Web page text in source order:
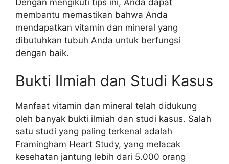
membantu memastikan bahwa Anda
mendapatkan vitamin dan mineral yang
dibutuhkan tubuh Anda untuk berfungsi
dengan baik.
Bukti Ilmiah dan Studi Kasus
Manfaat vitamin dan mineral telah didukung
oleh banyak bukti ilmiah dan studi kasus. Salah
satu studi yang paling terkenal adalah
Framingham Heart Study, yang melacak
kesehatan jantung lebih dari 5.000 orang